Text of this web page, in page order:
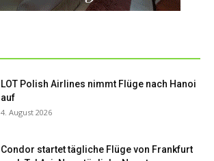
LOT Polish Airlines nimmt Flüge nach Hanoi
auf
4. August 2026
Condor startet tägliche Flüge von Frankfurt